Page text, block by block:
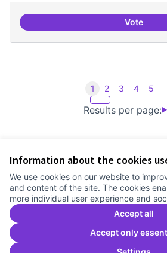
Information about the cookies
We use cookies on our website to
and content of the site. The cookies
more individual user experience and
Accept all
Accept only
VoteIniciar
Results per page:
1 2 3 4 5
Cookie settings
Comunitat Canòdrom at Facebook
(External link)
Comunitat Canòdrom at Instagram
(External link)
Comunitat Canòdrom at YouTube
(External link)
English
Triar la llenguaElegir el idiomaChoose